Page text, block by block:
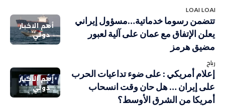
LOAI LOAI
أهم الاخبار
دولي
تتضمن رسوما خدماتية…مسؤول إيراني
يعلن الإتفاق مع عمان على آلية لعبور
مضيق هرمز
رباح
أهم الاخبار
دولي
إعلام أمريكي : على ضوء تداعيات الحرب
على إيران … هل حان وقت انسحاب
أمريكا من الشرق الأوسط؟